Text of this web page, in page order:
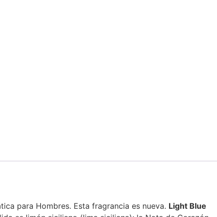
para Hombres. Esta fragrancia es nueva. Light Blue